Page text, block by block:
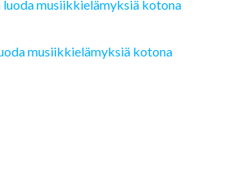
luoda musiikkielämyksiä kotona
musiikkielämyksiä kotona